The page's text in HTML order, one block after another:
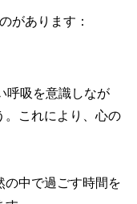
があります：
呼吸を意識しなが
。これにより、心の
の中で過ごす時間を